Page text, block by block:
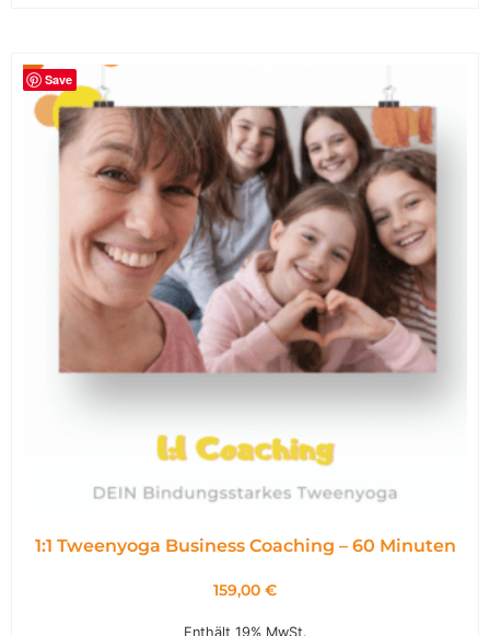
Save
1:1 Tweenyoga Business Coaching – 60 Minuten
159,00 €
Enthält 19% MwSt.